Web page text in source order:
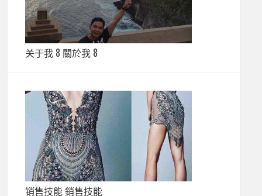
关于我 8 關於我 8
销售技能 銷售技能